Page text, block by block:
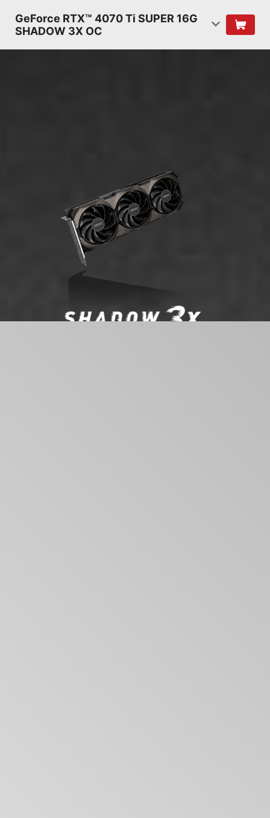
GeForce RTX™ 4070 Ti SUPER 16G
SHADOW 3X OC